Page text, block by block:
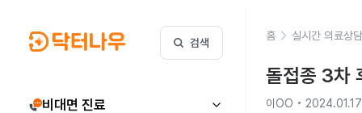
검색
비대면 진료
홈 실시간 의료상담
돌접종 3차
이OO • 2024.01.17